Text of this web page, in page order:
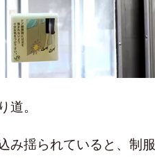
道。
み揺られていると、制